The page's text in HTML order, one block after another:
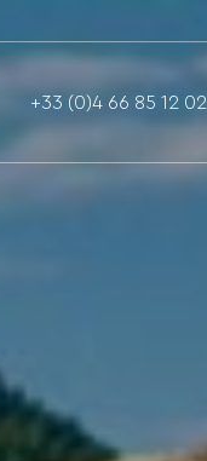
+33 (0)4 66 85 12 02